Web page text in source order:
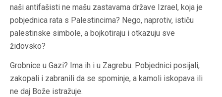
naši antifašisti ne mašu zastavama države Izrael, koja je
pobjednica rata s Palestincima? Nego, naprotiv, ističu
palestinske simbole, a bojkotiraju i otkazuju sve
židovsko?
Grobnice u Gazi? Ima ih i u Zagrebu. Pobjednici posijali,
zakopali i zabranili da se spominje, a kamoli iskopava ili
ne daj Bože istražuje.